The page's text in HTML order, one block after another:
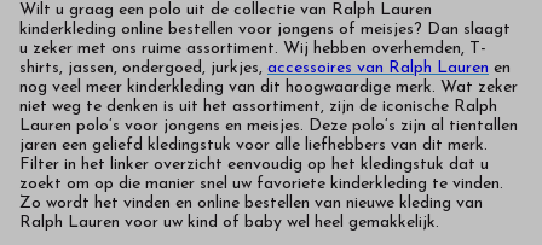
Wilt u graag een polo uit de collectie van Ralph Lauren
kinderkleding online bestellen voor jongens of meisjes? Dan slaagt
u zeker met ons ruime assortiment. Wij hebben overhemden, T-
shirts, jassen, ondergoed, jurkjes, accessoires van Ralph Lauren en
nog veel meer kinderkleding van dit hoogwaardige merk. Wat zeker
niet weg te denken is uit het assortiment, zijn de iconische Ralph
Lauren polo’s voor jongens en meisjes. Deze polo’s zijn al tientallen
jaren een geliefd kledingstuk voor alle liefhebbers van dit merk.
Filter in het linker overzicht eenvoudig op het kledingstuk dat u
zoekt om op die manier snel uw favoriete kinderkleding te vinden.
Zo wordt het vinden en online bestellen van nieuwe kleding van
Ralph Lauren voor uw kind of baby wel heel gemakkelijk.